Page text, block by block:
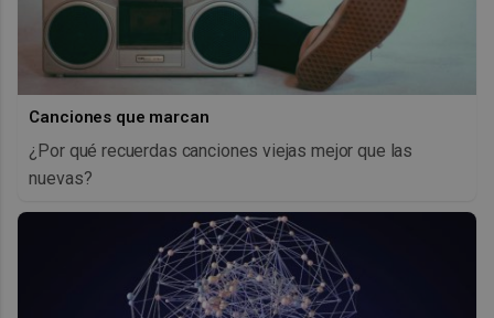
Canciones que marcan
¿Por qué recuerdas canciones viejas mejor que las
nuevas?